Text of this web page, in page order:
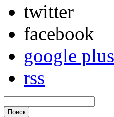
twitter
facebook
google plus
rss